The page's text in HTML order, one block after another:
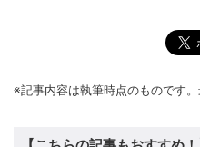
※記事内容は執筆時点のものです